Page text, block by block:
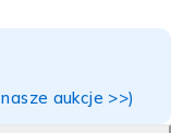
aukcje >>)